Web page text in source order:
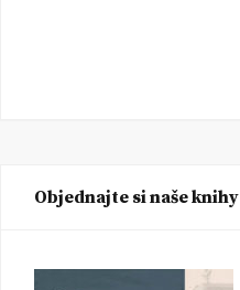
Objednajte si naše knihy